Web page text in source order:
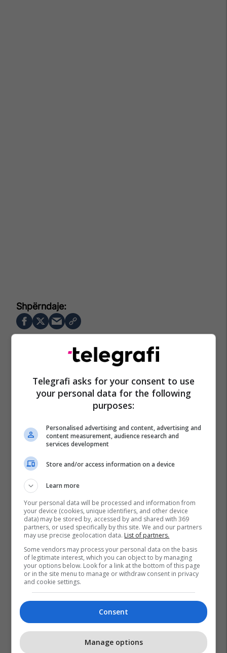
Promo Reklamo këtu
Telegrafi asks for your consent to use
your personal data for the following
purposes:
Personalised advertising and content, advertising and
content measurement, audience research and
services development
Store and/or access information on a device
Learn more
Your personal data will be processed and information from
your device (cookies, unique identifiers, and other device
data) may be stored by, accessed by and shared with 369
partners, or used specifically by this site. We and our partners
may use precise geolocation data. List of partners.
Some vendors may process your personal data on the basis
of legitimate interest, which you can object to by managing
your options below. Look for a link at the bottom of this page
or in the site menu to manage or withdraw consent in privacy
and cookie settings.
Consent
Manage options